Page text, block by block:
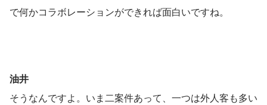
で何かコラボレーションができれば面白いですね。
油井
そうなんですよ。いま二案件あって、一つは外人客も多い